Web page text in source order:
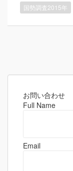
国勢調査2015年
ナ
お問い合わせ
Full Name
Email